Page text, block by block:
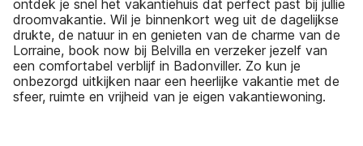
ontdek je snel het vakantiehuis dat perfect past bij jullie
droomvakantie. Wil je binnenkort weg uit de dagelijkse
drukte, de natuur in en genieten van de charme van de
Lorraine, book now bij Belvilla en verzeker jezelf van
een comfortabel verblijf in Badonviller. Zo kun je
onbezorgd uitkijken naar een heerlijke vakantie met de
sfeer, ruimte en vrijheid van je eigen vakantiewoning.